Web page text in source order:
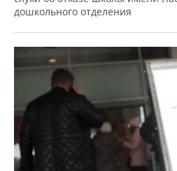
дошкольного отделения